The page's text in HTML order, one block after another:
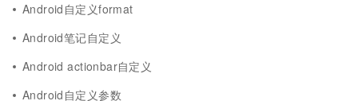
Android自定义format
Android笔记自定义
Android actionbar自定义
Android自定义参数